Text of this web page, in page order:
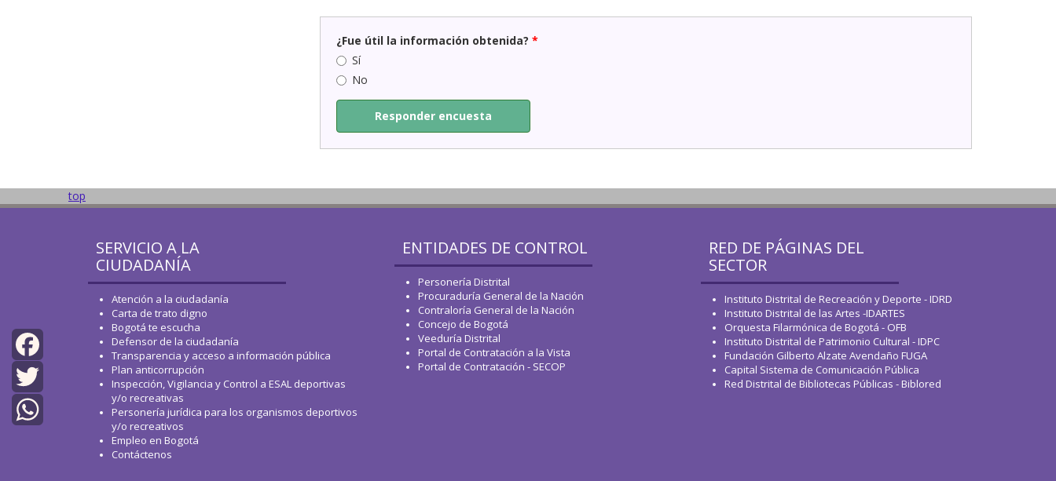
Facebook
Twitter
¿Fue útil la información obtenida? *
Sí
No
Responder encuesta
top
SERVICIO A LA
CIUDADANÍA
Atención a la ciudadanía
Carta de trato digno
Bogotá te escucha
Defensor de la ciudadanía
Transparencia y acceso a información pública
Plan anticorrupción
Inspección, Vigilancia y Control a ESAL deportivas
y/o recreativas
Personería jurídica para los organismos deportivos
y/o recreativos
Empleo en Bogotá
Contáctenos
ENTIDADES DE CONTROL
Personería Distrital
Procuraduría General de la Nación
Contraloría General de la Nación
Concejo de Bogotá
Veeduría Distrital
Portal de Contratación a la Vista
Portal de Contratación - SECOP
RED DE PÁGINAS DEL
SECTOR
Instituto Distrital de Recreación y Deporte - IDRD
Instituto Distrital de las Artes -IDARTES
Orquesta Filarmónica de Bogotá - OFB
Instituto Distrital de Patrimonio Cultural - IDPC
Fundación Gilberto Alzate Avendaño FUGA
Capital Sistema de Comunicación Pública
Red Distrital de Bibliotecas Públicas - Biblored